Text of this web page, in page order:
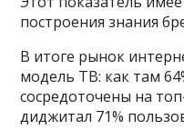
построения знания
В итоге рынок
модель ТВ: как там
сосредоточены на
диджитал 71%